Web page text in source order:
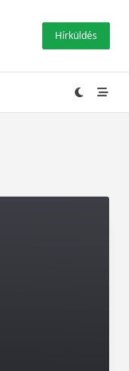
Hírküldés